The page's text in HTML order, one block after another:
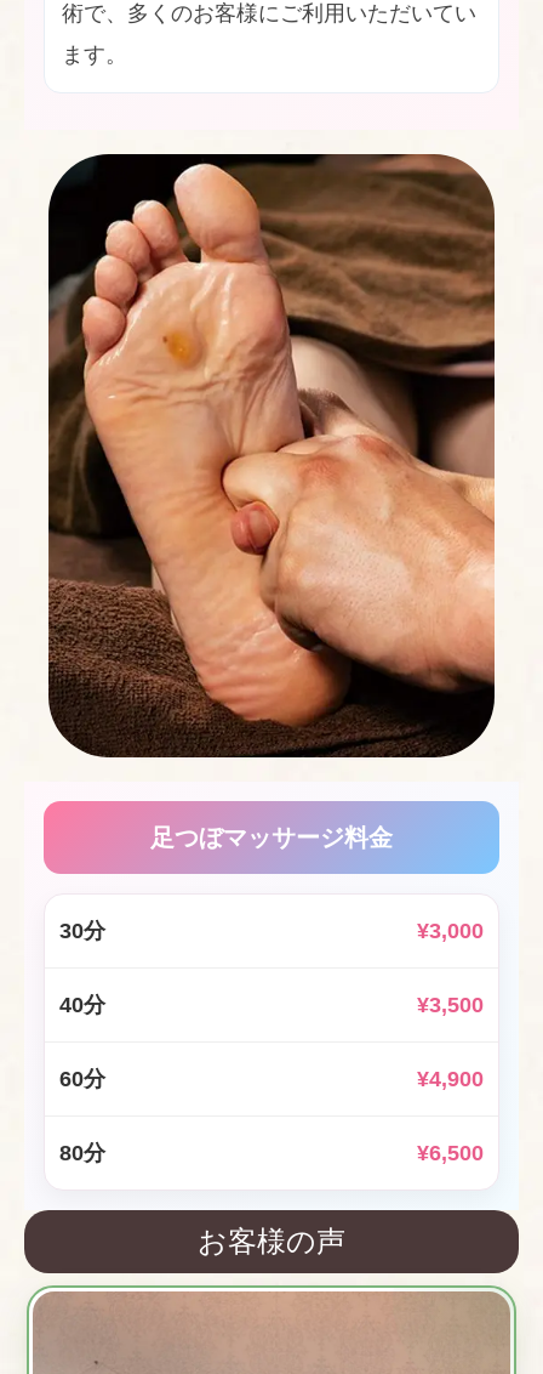
術で、多くのお客様にご利用いただいてい
ます。
足つぼマッサージ料金
30分 ¥3,000
40分 ¥3,500
60分 ¥4,900
80分 ¥6,500
お客様の声